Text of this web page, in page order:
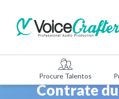
Procure Talentos
Contrate